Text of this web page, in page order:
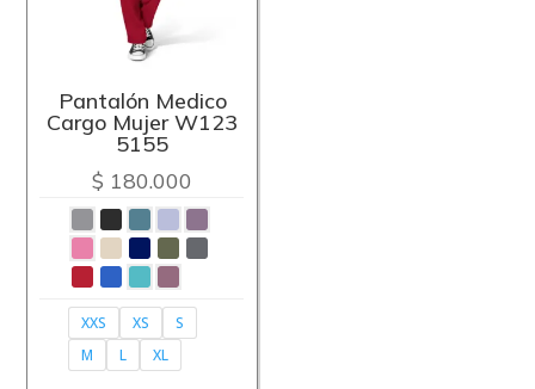
Pantalón Medico
Cargo Mujer W123
5155
$ 180.000
XXS XS
S
M
L XL